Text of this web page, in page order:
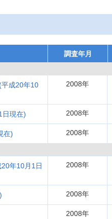
調査年月
成20年10
2008年
日現在) 2008年
在) 2008年
年10月1日
2008年
2008年
2008年